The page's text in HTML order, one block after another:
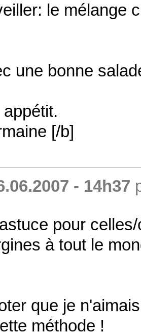
le mélange
une bonne
[/b]
- 14h37
pour
à tout le
que je
méthode !